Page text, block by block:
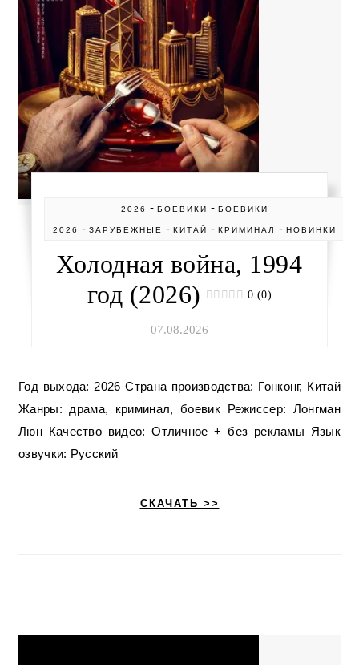
2026 -БОЕВИКИ -БОЕВИКИ
2026 -ЗАРУБЕЖНЫЕ -КИТАЙ -КРИМИНАЛ -НОВИНКИ
Холодная война, 1994
год (2026)
0 (0)
07.08.2026
Год выхода: 2026 Страна производства: Гонконг, Китай
Жанры: драма, криминал, боевик Режиссер: Лонгман
Люн Качество видео: Отличное + без рекламы Язык
озвучки: Русский
СКАЧАТЬ >>